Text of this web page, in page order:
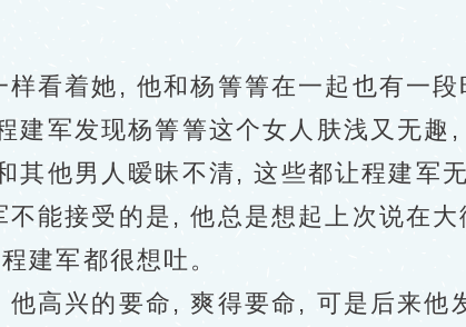
着她, 他和杨箐箐在一起也有一段
建军发现杨箐箐这个女人肤浅又无趣
他男人暧昧不清, 这些都让程建军无
接受的是, 他总是想起上次说在大
建军都很想吐。
兴的要命, 爽得要命, 可是后来他